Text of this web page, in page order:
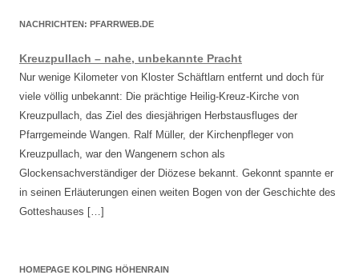
NACHRICHTEN: PFARRWEB.DE
Kreuzpullach – nahe, unbekannte Pracht
Nur wenige Kilometer von Kloster Schäftlarn entfernt und doch für
viele völlig unbekannt: Die prächtige Heilig-Kreuz-Kirche von
Kreuzpullach, das Ziel des diesjährigen Herbstausfluges der
Pfarrgemeinde Wangen. Ralf Müller, der Kirchenpfleger von
Kreuzpullach, war den Wangenern schon als
Glockensachverständiger der Diözese bekannt. Gekonnt spannte er
in seinen Erläuterungen einen weiten Bogen von der Geschichte des
Gotteshauses […]
HOMEPAGE KOLPING HÖHENRAIN